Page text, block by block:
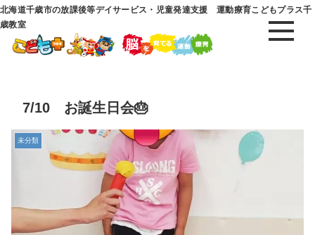
北海道千歳市の放課後等デイサービス・児童発達支援 運動療育こどもプラス千
歳教室
7/10 お誕生日会🎂
未分類